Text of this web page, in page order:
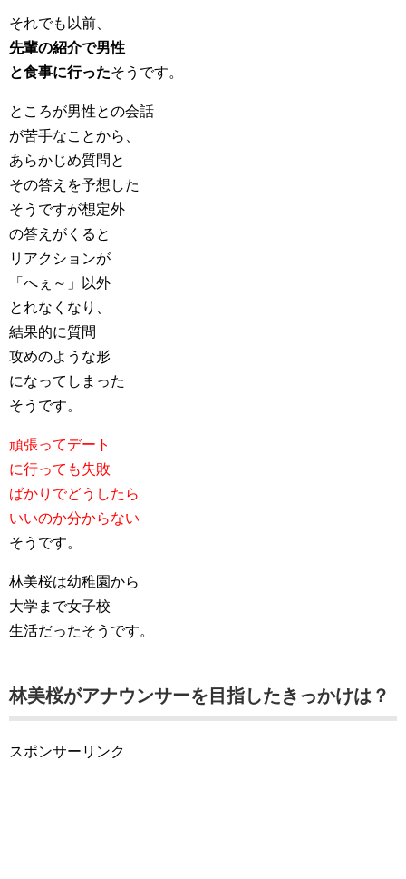
それでも以前、
先輩の紹介で男性
と食事に行ったそうです。
ところが男性との会話
が苦手なことから、
あらかじめ質問と
その答えを予想した
そうですが想定外
の答えがくると
リアクションが
「へぇ～」以外
とれなくなり、
結果的に質問
攻めのような形
になってしまった
そうです。
頑張ってデート
に行っても失敗
ばかりでどうしたら
いいのか分からない
そうです。
林美桜は幼稚園から
大学まで女子校
生活だったそうです。
林美桜がアナウンサーを目指したきっかけは？
スポンサーリンク